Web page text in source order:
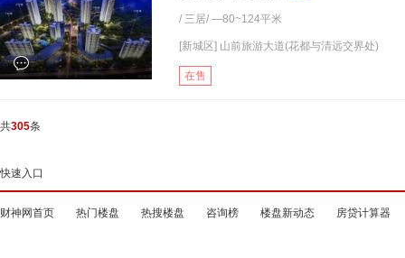
/ 三居/ —80~124平米
[新城区] 山前旅游大道(花都与清远交界处)
在售
共305条
快速入口
财神网首页 热门楼盘 热搜楼盘 咨询榜 楼盘新动态 房贷计算器